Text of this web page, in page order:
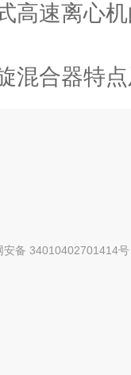
高速离心
混合器特
安备 34010402701414号